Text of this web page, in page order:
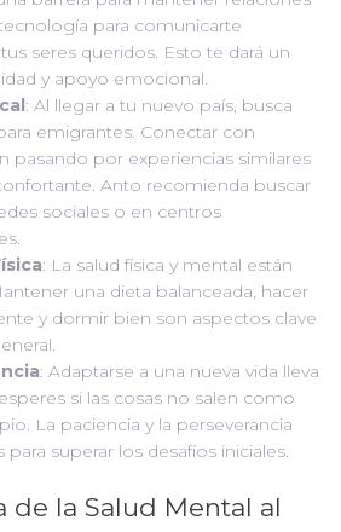
para comunicarte
seres queridos. Esto te dará un
y apoyo emocional.
: Al llegar a tu nuevo país, busca
emigrantes. Conectar con
pasando por experiencias similares
Anto recomienda buscar
sociales o en centros
: La salud física y mental están
una dieta balanceada, hacer
y dormir bien son aspectos clave
: Adaptarse a una nueva vida lleva
si las cosas no salen como
La paciencia y la perseverancia
superar los desafíos iniciales.
de la Salud Mental al